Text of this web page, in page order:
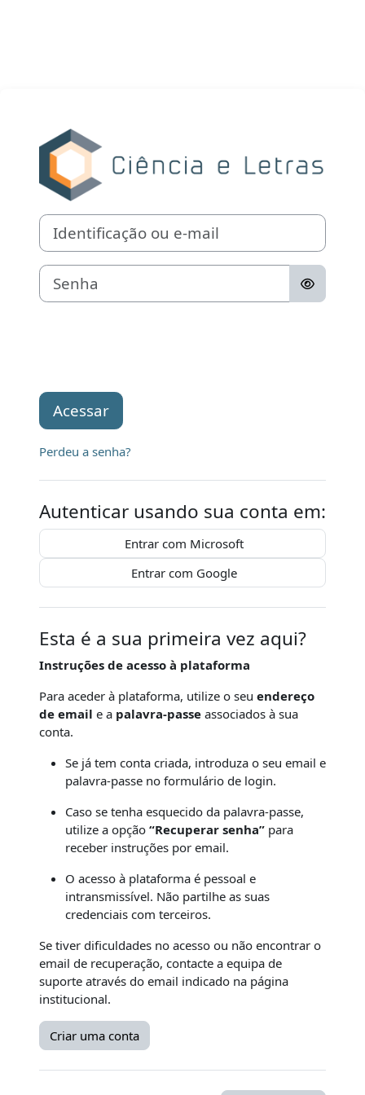
Identificação ou e-mail
Senha
Acessar
Perdeu a senha?
Autenticar usando sua conta em:
Entrar com Microsoft
Entrar com Google
Esta é a sua primeira vez aqui?
Instruções de acesso à plataforma
Para aceder à plataforma, utilize o seu endereço
de email e a palavra-passe associados à sua
conta.
Se já tem conta criada, introduza o seu email e
palavra-passe no formulário de login.
Caso se tenha esquecido da palavra-passe,
utilize a opção “Recuperar senha” para
receber instruções por email.
O acesso à plataforma é pessoal e
intransmissível. Não partilhe as suas
credenciais com terceiros.
Se tiver dificuldades no acesso ou não encontrar o
email de recuperação, contacte a equipa de
suporte através do email indicado na página
institucional.
Criar uma conta